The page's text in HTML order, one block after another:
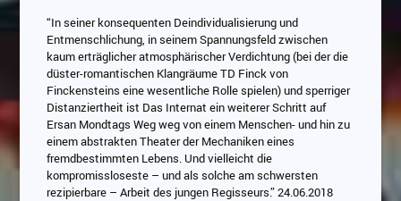
“In seiner konsequenten Deindividualisierung und
Entmenschlichung, in seinem Spannungsfeld zwischen
kaum erträglicher atmosphärischer Verdichtung (bei der die
düster-romantischen Klangräume TD Finck von
Finckensteins eine wesentliche Rolle spielen) und sperriger
Distanziertheit ist Das Internat ein weiterer Schritt auf
Ersan Mondtags Weg weg von einem Menschen- und hin zu
einem abstrakten Theater der Mechaniken eines
fremdbestimmten Lebens. Und vielleicht die
kompromissloseste – und als solche am schwersten
rezipierbare – Arbeit des jungen Regisseurs.” 24.06.2018